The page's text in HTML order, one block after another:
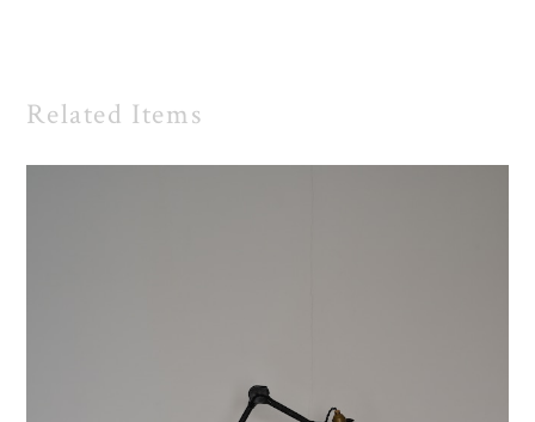
Related Items